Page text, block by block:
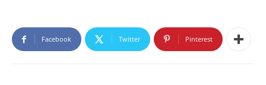
Facebook Twitter Pinterest